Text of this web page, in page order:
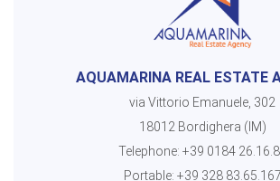
AQUAMARINA REAL ESTATE
via Vittorio Emanuele, 302
18012 Bordighera (IM)
Telephone: +39 0184
Portable: +39 328 83.65.167